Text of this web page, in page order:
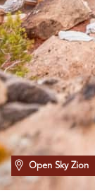
Open Sky Zion